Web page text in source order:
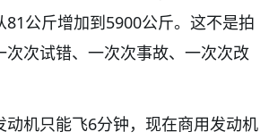
81公斤增加到5900公斤。这不是拍
次次试错、一次次事故、一次次改
动机只能飞6分钟，现在商用发动机